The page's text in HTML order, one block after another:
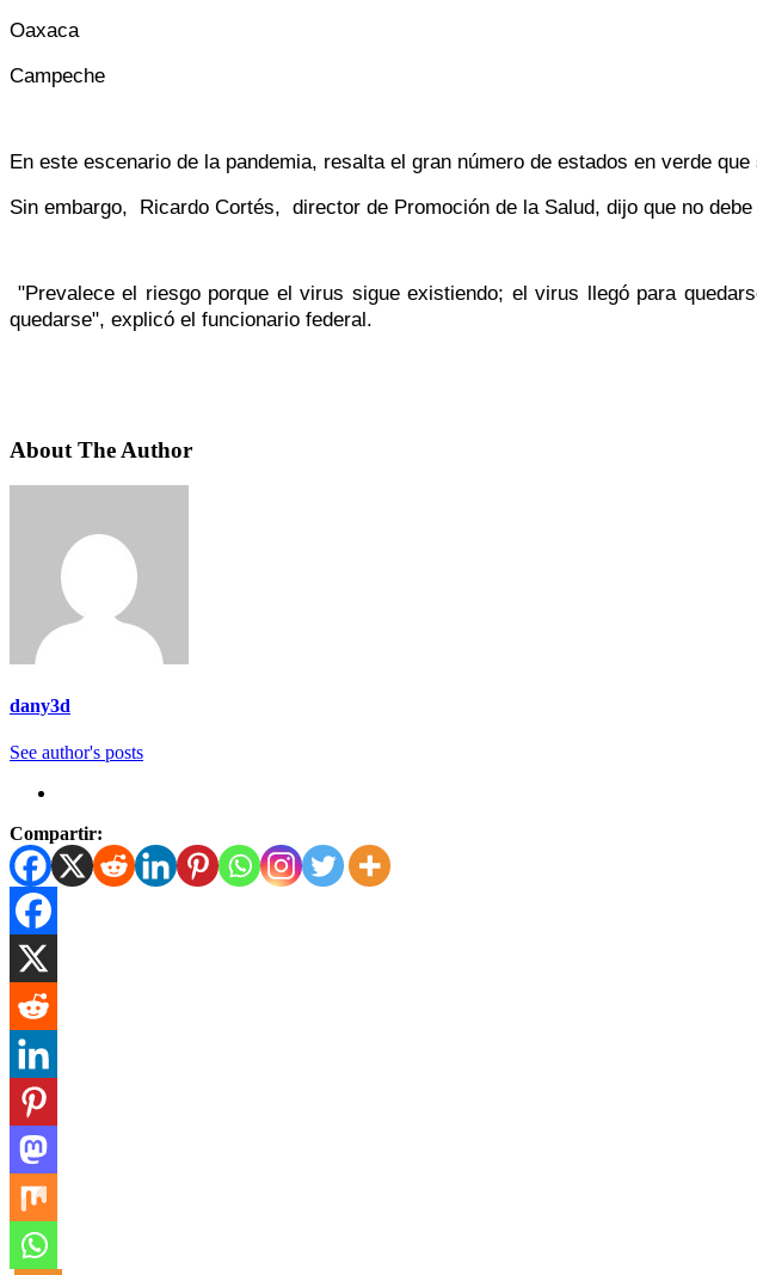
Oaxaca
Campeche
En este escenario de la pandemia, resalta el gran número de estados en verde
Sin embargo, Ricardo Cortés, director de Promoción de la Salud, dijo que no
"Prevalece el riesgo porque el virus sigue existiendo; el virus llegó para
quedarse", explicó el funcionario federal.
About The Author
dany3d
See author's posts
Compartir: